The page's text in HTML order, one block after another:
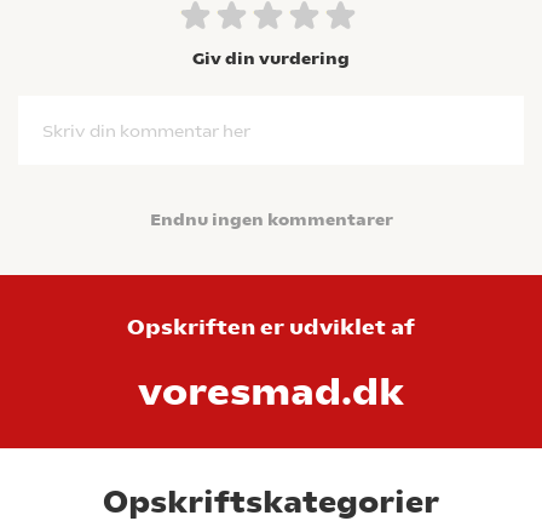
Giv din vurdering
Skriv din kommentar her
Endnu ingen kommentarer
Opskriften er udviklet af
voresmad.dk
Opskriftskategorier